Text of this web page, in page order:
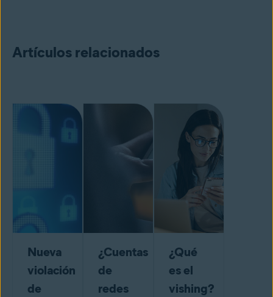
Artículos relacionados
Nueva
violación
de
¿Cuentas
de
redes
¿Qué
es el
vishing?